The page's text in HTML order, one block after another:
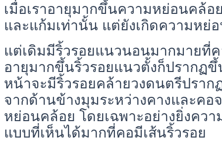
เมื่อเราอายุมากขึ้นความหย่อนคล้อ
และแก้มเท่านั้น แต่ยังเกิดความหย่
แต่เดิมมีริ้วรอยแนวนอนมากมายที่ค
อายุมากขึ้นริ้วรอยแนวตั้งก็ปรากฏ
หน้าจะมีริ้วรอยคล้ายวงดนตรีปราก
จากด้านข้างมุมระหว่างคางและคอ
หย่อนคล้อย โดยเฉพาะอย่างยิ่งคว
แบบที่เห็นได้มากที่คอมีเส้นริ้วรอย